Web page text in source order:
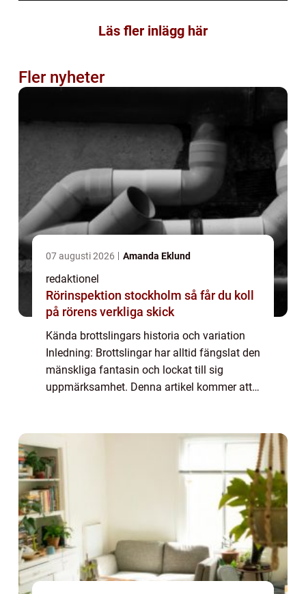
Läs fler inlägg här
Fler nyheter
07 augusti 2026 Amanda Eklund
redaktionel
Rörinspektion stockholm så får du koll
på rörens verkliga skick
Kända brottslingars historia och variation
Inledning: Brottslingar har alltid fängslat den
mänskliga fantasin och lockat till sig
uppmärksamhet. Denna artikel kommer att